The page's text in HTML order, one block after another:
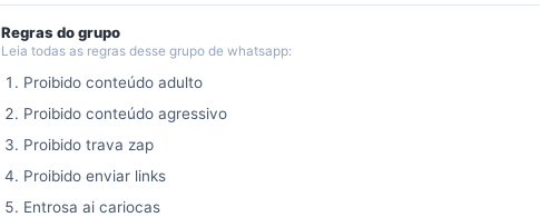
Regras do grupo
Leia todas as regras desse grupo de whatsapp:
Proibido conteúdo adulto
Proibido conteúdo agressivo
Proibido trava zap
Proibido enviar links
Entrosa ai cariocas